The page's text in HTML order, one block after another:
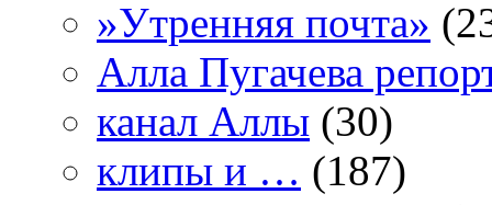
»Утренняя почта»
Алла Пугачева
канал Аллы (30)
клипы и … (187)